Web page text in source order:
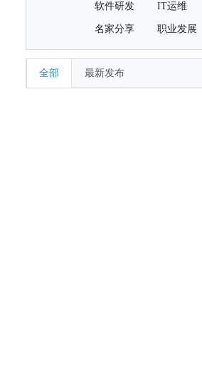
软件研发 IT运维
名家分享 职业发展
全部 最新发布